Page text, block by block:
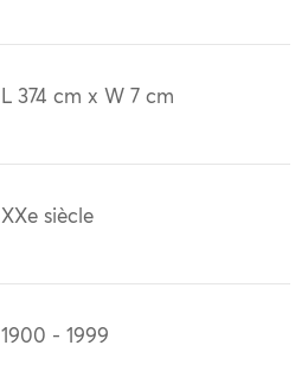
L 374 cm x W 7 cm
XXe siècle
1900 - 1999